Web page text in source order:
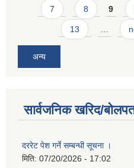
7 8 9
13
अन्य
सार्वजनिक खरिद/
दररेट पेश गर्ने सम्बन्धी सूचना ।
मिति: 07/20/2026 - 17:02